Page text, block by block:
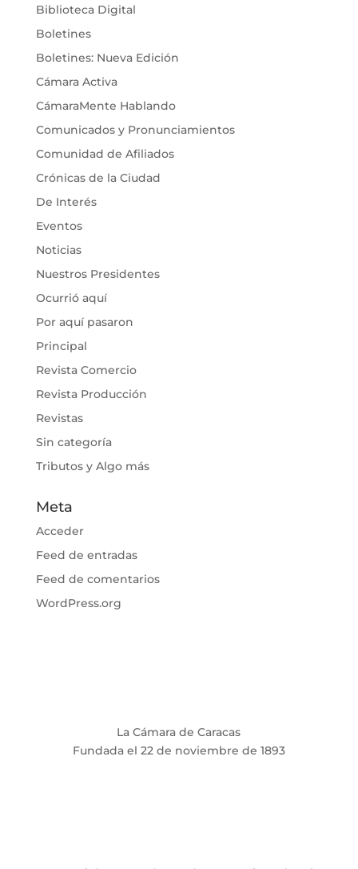
Biblioteca Digital
Boletines
Boletines: Nueva Edición
Cámara Activa
CámaraMente Hablando
Comunicados y Pronunciamientos
Comunidad de Afiliados
Crónicas de la Ciudad
De Interés
Eventos
Noticias
Nuestros Presidentes
Ocurrió aquí
Por aquí pasaron
Principal
Revista Comercio
Revista Producción
Revistas
Sin categoría
Tributos y Algo más
Meta
Acceder
Feed de entradas
Feed de comentarios
WordPress.org
La Cámara de Caracas
Fundada el 22 de noviembre de 1893